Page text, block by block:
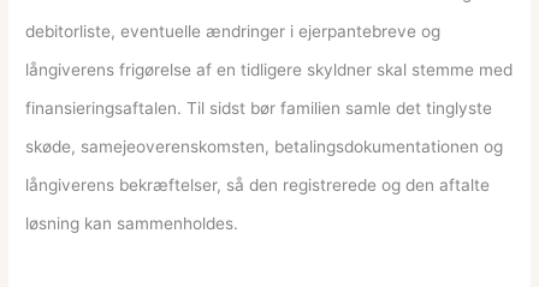
debitorliste, eventuelle ændringer i ejerpantebreve og
långiverens frigørelse af en tidligere skyldner skal stemme med
finansieringsaftalen. Til sidst bør familien samle det tinglyste
skøde, samejeoverenskomsten, betalingsdokumentationen og
långiverens bekræftelser, så den registrerede og den aftalte
løsning kan sammenholdes.